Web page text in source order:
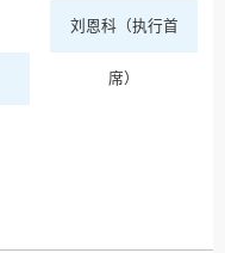
刘恩科（执行首
席）